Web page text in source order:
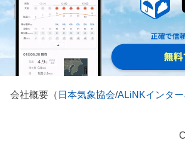
会社概要（ 日本気象協会/ALiNKインター